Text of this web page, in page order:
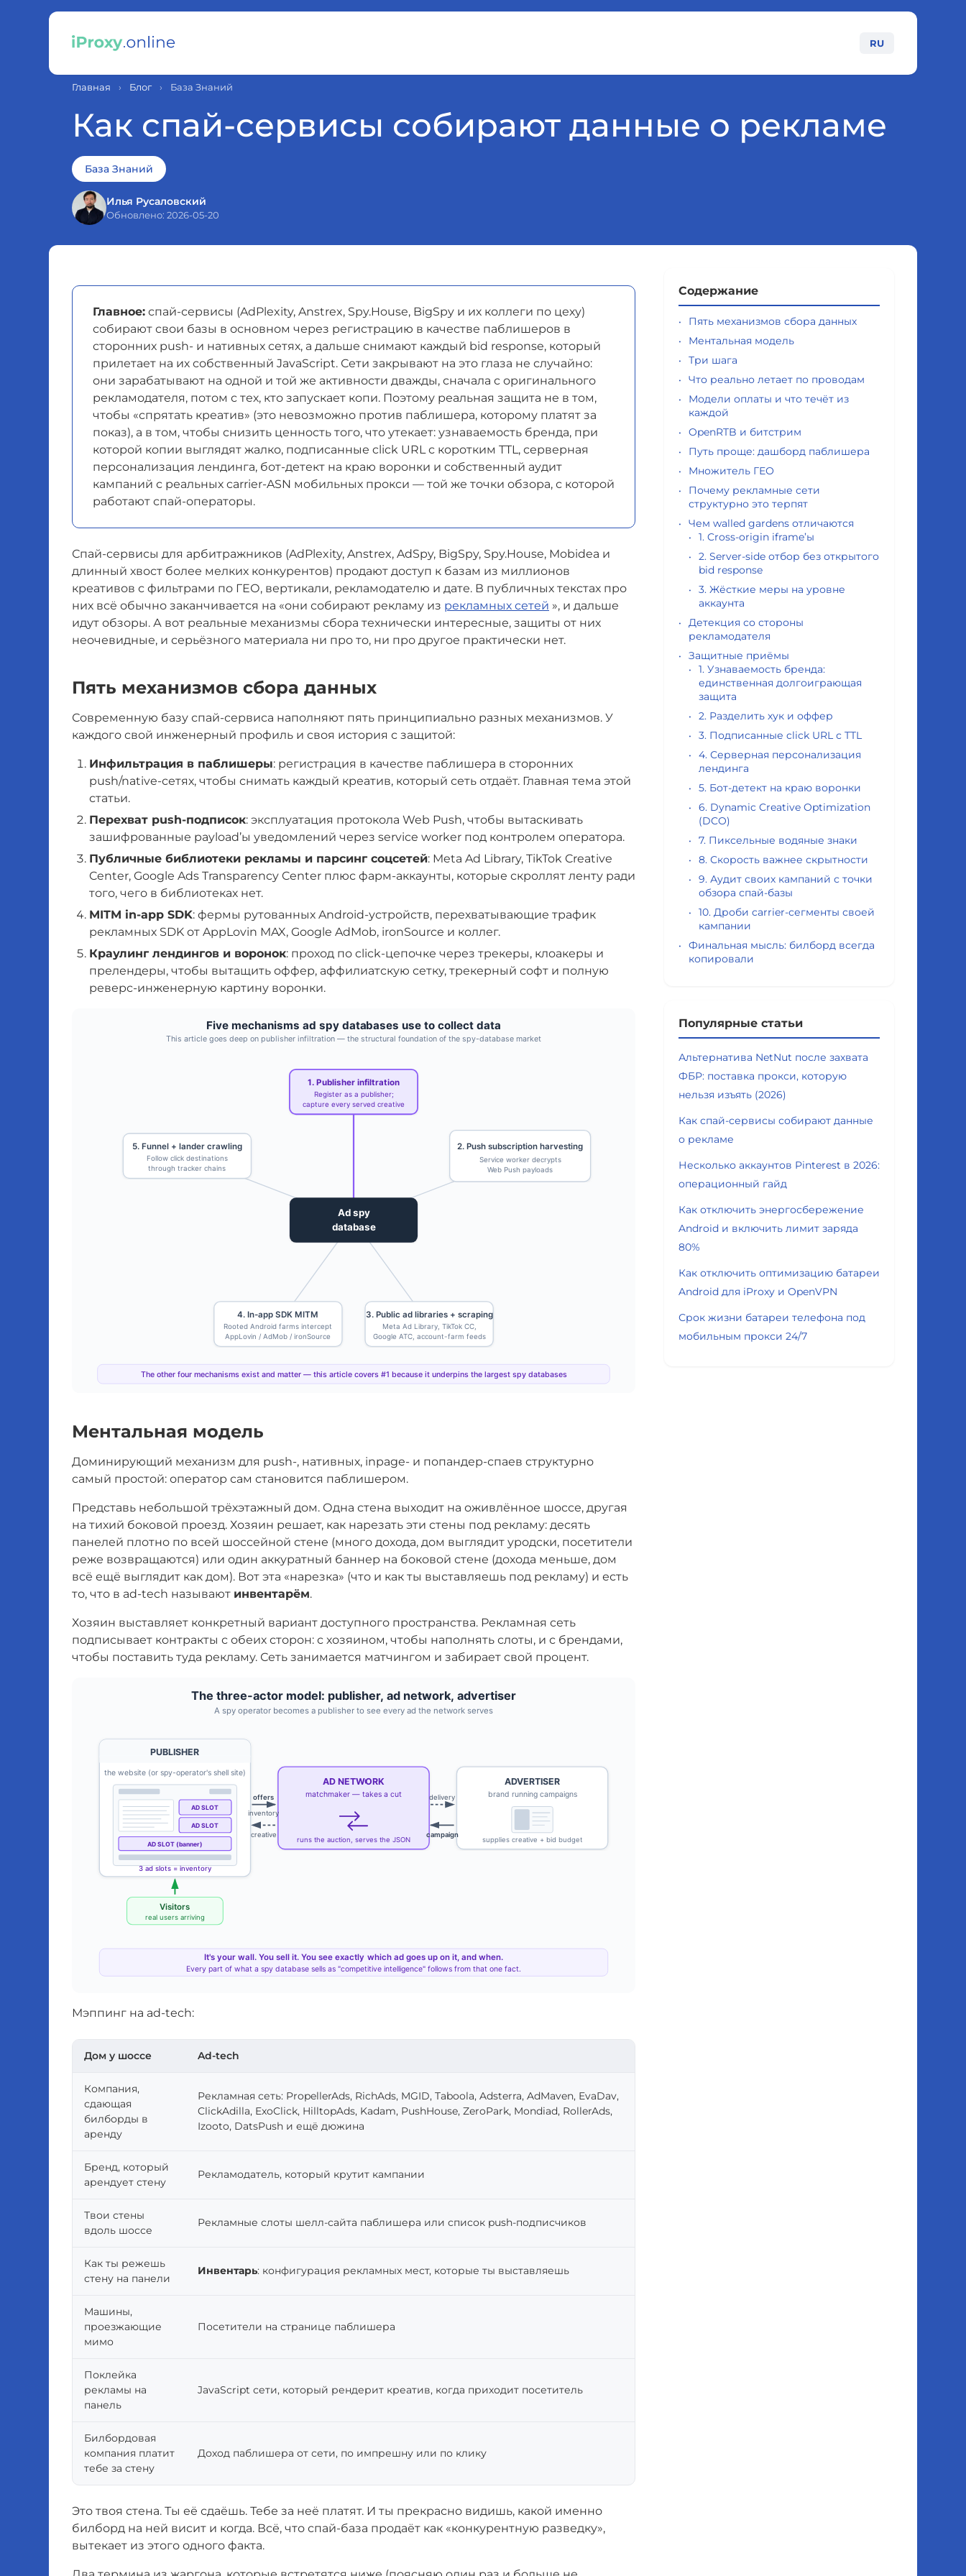
RU
Главная › Блог › База Знаний
Как спай-сервисы собирают данные о рекламе
База Знаний
Илья Русаловский
Обновлено: 2026-05-20
Главное: спай-сервисы (AdPlexity, Anstrex, Spy.House, BigSpy и их коллеги по цеху)
собирают свои базы в основном через регистрацию в качестве паблишеров в
сторонних push- и нативных сетях, а дальше снимают каждый bid response, который
прилетает на их собственный JavaScript. Сети закрывают на это глаза не случайно:
они зарабатывают на одной и той же активности дважды, сначала с оригинального
рекламодателя, потом с тех, кто запускает копи. Поэтому реальная защита не в том,
чтобы «спрятать креатив» (это невозможно против паблишера, которому платят за
показ), а в том, чтобы снизить ценность того, что утекает: узнаваемость бренда, при
которой копии выглядят жалко, подписанные click URL с коротким TTL, серверная
персонализация лендинга, бот-детект на краю воронки и собственный аудит
кампаний с реальных carrier-ASN мобильных прокси — той же точки обзора, с которой
работают спай-операторы.
Спай-сервисы для арбитражников (AdPlexity, Anstrex, AdSpy, BigSpy, Spy.House, Mobidea и
длинный хвост более мелких конкурентов) продают доступ к базам из миллионов
креативов с фильтрами по ГЕО, вертикали, рекламодателю и дате. В публичных текстах про
них всё обычно заканчивается на «они собирают рекламу из рекламных сетей », и дальше
идут обзоры. А вот реальные механизмы сбора технически интересные, защиты от них
неочевидные, и серьёзного материала ни про то, ни про другое практически нет.
Пять механизмов сбора данных
Современную базу спай-сервиса наполняют пять принципиально разных механизмов. У
каждого свой инженерный профиль и своя история с защитой:
Инфильтрация в паблишеры: регистрация в качестве паблишера в сторонних
push/native-сетях, чтобы снимать каждый креатив, который сеть отдаёт. Главная тема этой
статьи.
Перехват push-подписок: эксплуатация протокола Web Push, чтобы вытаскивать
зашифрованные payload’ы уведомлений через service worker под контролем оператора.
Публичные библиотеки рекламы и парсинг соцсетей: Meta Ad Library, TikTok Creative
Center, Google Ads Transparency Center плюс фарм-аккаунты, которые скроллят ленту ради
того, чего в библиотеках нет.
MITM in-app SDK: фермы рутованных Android-устройств, перехватывающие трафик
рекламных SDK от AppLovin MAX, Google AdMob, ironSource и коллег.
Краулинг лендингов и воронок: проход по click-цепочке через трекеры, клоакеры и
прелендеры, чтобы вытащить оффер, аффилиатскую сетку, трекерный софт и полную
реверс-инженерную картину воронки.
Ментальная модель
Доминирующий механизм для push-, нативных, inpage- и попандер-спаев структурно
самый простой: оператор сам становится паблишером.
Представь небольшой трёхэтажный дом. Одна стена выходит на оживлённое шоссе, другая
на тихий боковой проезд. Хозяин решает, как нарезать эти стены под рекламу: десять
панелей плотно по всей шоссейной стене (много дохода, дом выглядит уродски, посетители
реже возвращаются) или один аккуратный баннер на боковой стене (дохода меньше, дом
всё ещё выглядит как дом). Вот эта «нарезка» (что и как ты выставляешь под рекламу) и есть
то, что в ad-tech называют инвентарём.
Хозяин выставляет конкретный вариант доступного пространства. Рекламная сеть
подписывает контракты с обеих сторон: с хозяином, чтобы наполнять слоты, и с брендами,
чтобы поставить туда рекламу. Сеть занимается матчингом и забирает свой процент.
Мэппинг на ad-tech:
Дом у шоссе Ad-tech
Компания,
сдающая
билборды в
аренду
Рекламная сеть: PropellerAds, RichAds, MGID, Taboola, Adsterra, AdMaven, EvaDav,
ClickAdilla, ExoClick, HilltopAds, Kadam, PushHouse, ZeroPark, Mondiad, RollerAds,
Izooto, DatsPush и ещё дюжина
Бренд, который
арендует стену
Рекламодатель, который крутит кампании
Твои стены
вдоль шоссе
Рекламные слоты шелл-сайта паблишера или список push-подписчиков
Как ты режешь
стену на панели
Инвентарь: конфигурация рекламных мест, которые ты выставляешь
Машины,
проезжающие
мимо
Посетители на странице паблишера
Поклейка
рекламы на
панель
JavaScript сети, который рендерит креатив, когда приходит посетитель
Билбордовая
компания платит
тебе за стену
Доход паблишера от сети, по импрешну или по клику
Это твоя стена. Ты её сдаёшь. Тебе за неё платят. И ты прекрасно видишь, какой именно
билборд на ней висит и когда. Всё, что спай-база продаёт как «конкурентную разведку»,
вытекает из этого одного факта.
Содержание
Пять механизмов сбора данных
Ментальная модель
Три шага
Что реально летает по проводам
Модели оплаты и что течёт из
каждой
OpenRTB и битстрим
Путь проще: дашборд паблишера
Множитель ГЕО
Почему рекламные сети
структурно это терпят
Чем walled gardens отличаются
1. Cross-origin iframe’ы
2. Server-side отбор без открытого
bid response
3. Жёсткие меры на уровне
аккаунта
Детекция со стороны
рекламодателя
Защитные приёмы
1. Узнаваемость бренда:
единственная долгоиграющая
защита
2. Разделить хук и оффер
3. Подписанные click URL с TTL
4. Серверная персонализация
лендинга
5. Бот-детект на краю воронки
6. Dynamic Creative Optimization
(DCO)
7. Пиксельные водяные знаки
8. Скорость важнее скрытности
9. Аудит своих кампаний с точки
обзора спай-базы
10. Дроби carrier-сегменты своей
кампании
Финальная мысль: билборд всегда
копировали
Популярные статьи
Альтернатива NetNut после захвата
ФБР: поставка прокси, которую
нельзя изъять (2026)
Как спай-сервисы собирают данные
о рекламе
Несколько аккаунтов Pinterest в 2026:
операционный гайд
Как отключить энергосбережение
Android и включить лимит заряда
80%
Как отключить оптимизацию батареи
Android для iProxy и OpenVPN
Срок жизни батареи телефона под
мобильным прокси 24/7